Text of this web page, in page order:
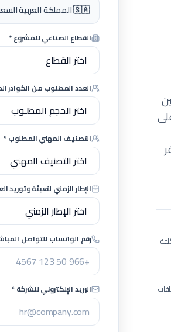
🇸🇦 المملكة العربية السعودية (مشاريع كبرى)
القطاع الصناعي للمشروع *
العدد المطلوب من الكوادر
التصنيف المهني المطلوب *
الإطار الزمني لتعبئة وتوريد
رقم الواتساب للتواصل
البريد الإلكتروني للشركة *